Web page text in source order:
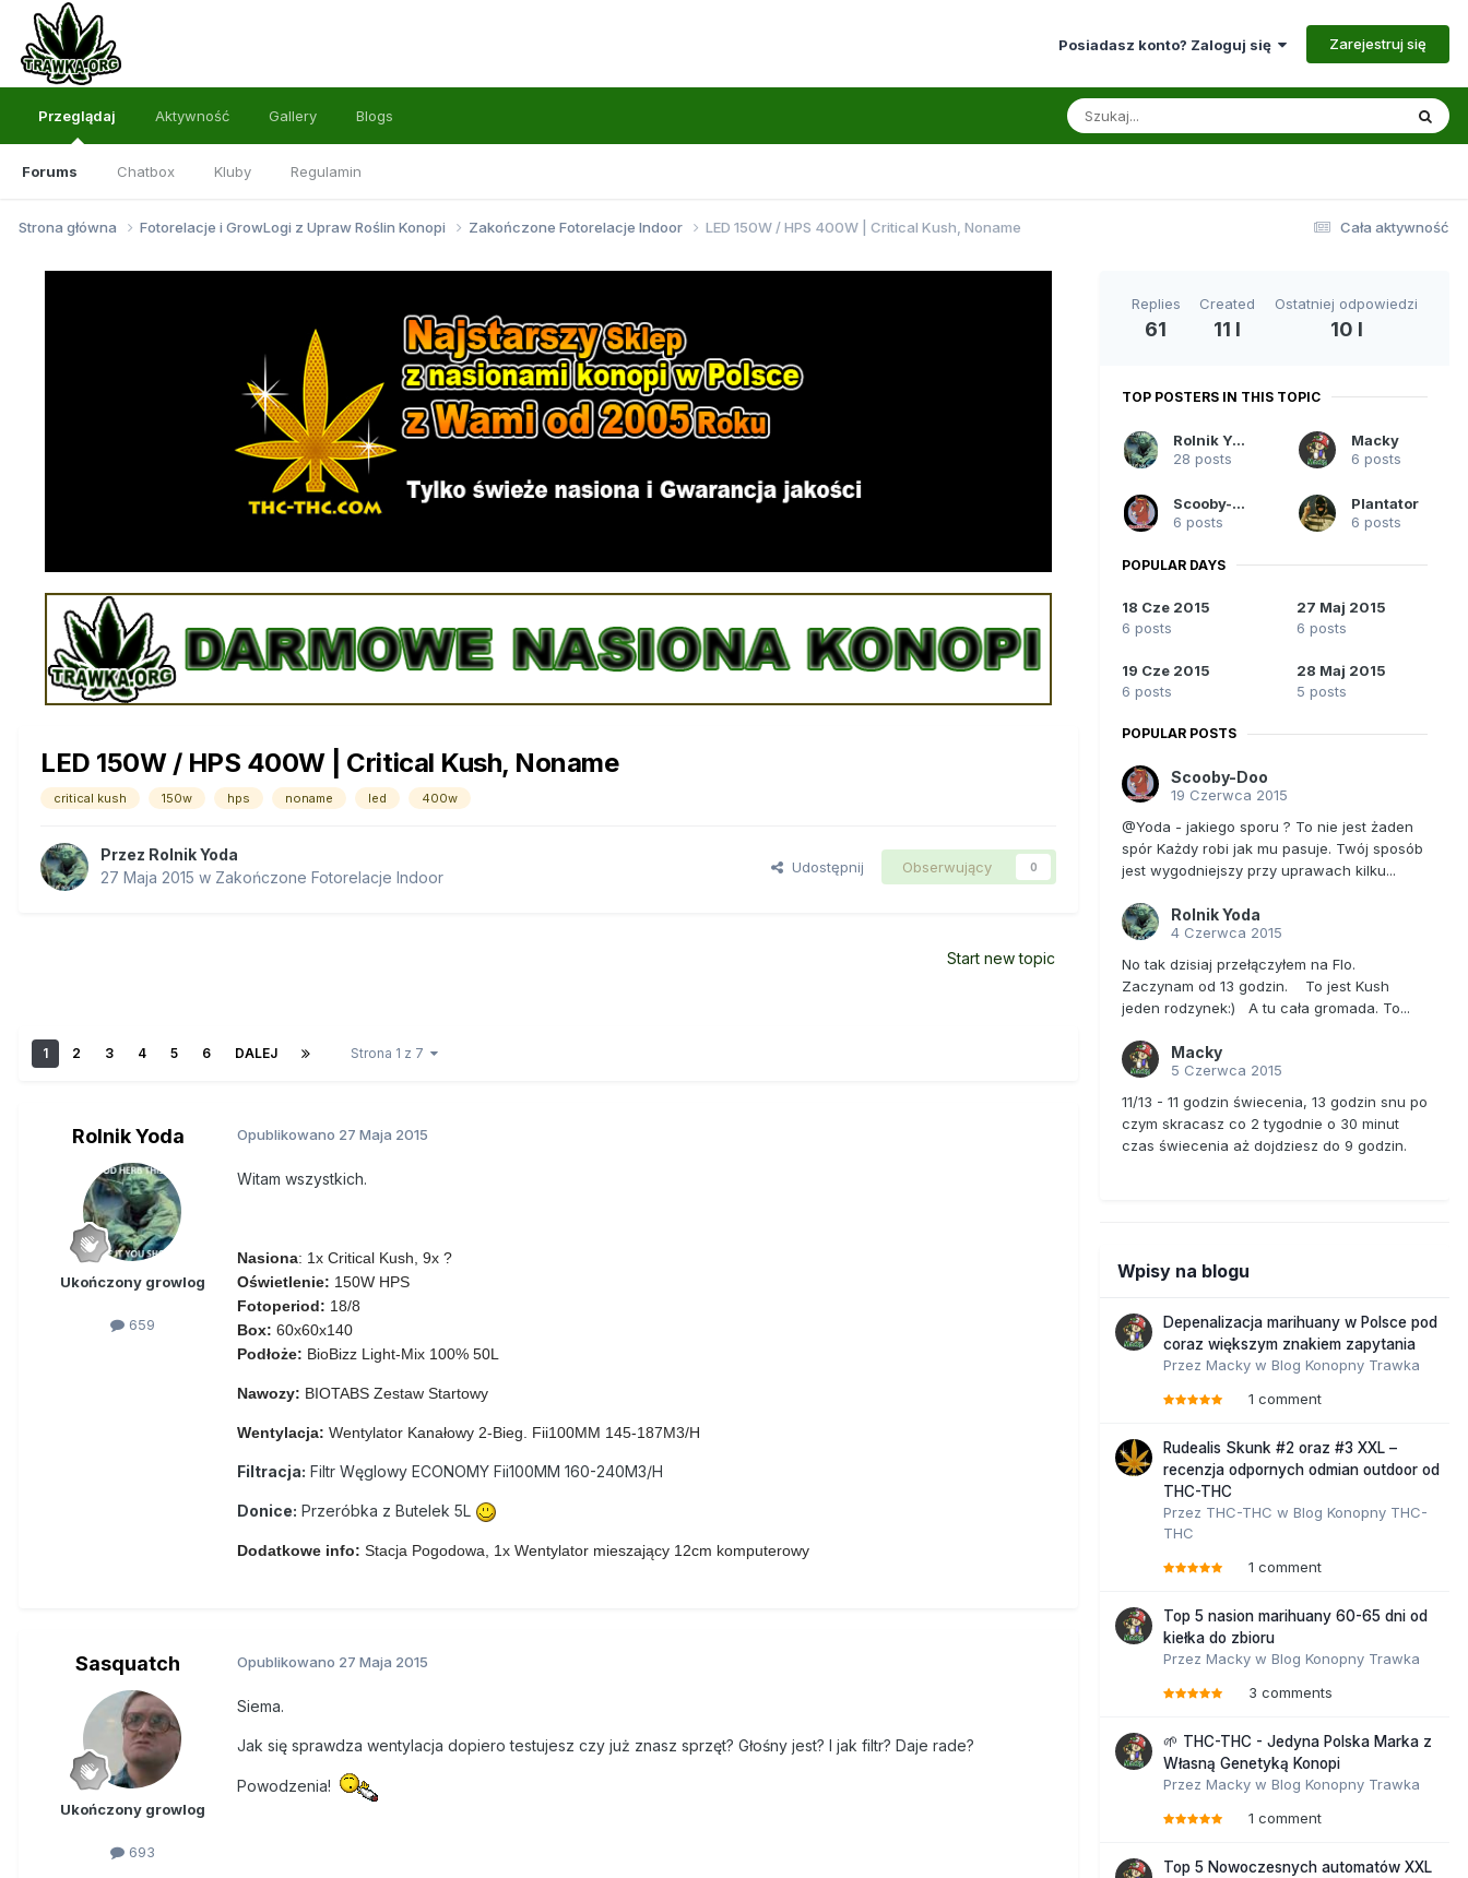
Posiadasz konto? Zaloguj się Zarejestruj się
Przeglądaj
Forums Chatbox Kluby Regulamin
Aktywność Gallery Blogs
Cała aktywność
Strona główna Fotorelacje i GrowLogi z Upraw Roślin Konopi Zakończone Fotorelacje Indoor LED 150W / HPS 400W | Critical Kush, Noname
LED 150W / HPS 400W | Critical Kush, Noname
critical kush 150w hps noname led 400w
Przez Rolnik Yoda
27 Maja 2015 w Zakończone Fotorelacje Indoor
Udostępnij Obserwujący 0
Start new topic
1 2 3 4 5 6 DALEJ Strona 1 z 7
Rolnik Yoda
Ukończony growlog
659
Opublikowano 27 Maja 2015
Witam wszystkich.
Nasiona: 1x Critical Kush, 9x ?
Oświetlenie: 150W HPS
Fotoperiod: 18/8
Box: 60x60x140
Podłoże: BioBizz Light-Mix 100% 50L
Nawozy: BIOTABS Zestaw Startowy
Wentylacja: Wentylator Kanałowy 2-Bieg. Fii100MM 145-187M3/H
Filtracja: Filtr Węglowy ECONOMY Fii100MM 160-240M3/H
Donice: Przeróbka z Butelek 5L
Dodatkowe info: Stacja Pogodowa, 1x Wentylator mieszający 12cm komputerowy
Sasquatch
Ukończony growlog
693
Opublikowano 27 Maja 2015
Siema.
Jak się sprawdza wentylacja dopiero testujesz czy już znasz sprzęt? Głośny jest? I jak filtr? Daje rade?
Powodzenia!
Replies
61
Created
11 l
Ostatniej odpowiedzi
10 l
TOP POSTERS IN THIS TOPIC
Rolnik Yoda
28 posts
Macky
6 posts
Scooby-Doo
6 posts
Plantator
6 posts
POPULAR DAYS
18 Cze 2015
6 posts
27 Maj 2015
6 posts
19 Cze 2015
6 posts
28 Maj 2015
5 posts
POPULAR POSTS
Scooby-Doo
19 Czerwca 2015
@Yoda - jakiego sporu ? To nie jest żaden
spór Każdy robi jak mu pasuje. Twój sposób
jest wygodniejszy przy uprawach kilku...
Rolnik Yoda
4 Czerwca 2015
No tak dzisiaj przełączyłem na Flo.
Zaczynam od 13 godzin. To jest Kush
jeden rodzynek:) A tu cała gromada. To...
Macky
5 Czerwca 2015
11/13 - 11 godzin świecenia, 13 godzin snu po
czym skracasz co 2 tygodnie o 30 minut
czas świecenia aż dojdziesz do 9 godzin.
Wpisy na blogu
Depenalizacja marihuany w Polsce pod
coraz większym znakiem zapytania
Przez Macky w Blog Konopny Trawka
1 comment
Rudealis Skunk #2 oraz #3 XXL –
recenzja odpornych odmian outdoor od
THC-THC
Przez THC-THC w Blog Konopny THC-
THC
1 comment
Top 5 nasion marihuany 60-65 dni od
kiełka do zbioru
Przez Macky w Blog Konopny Trawka
3 comments
🌱 THC-THC - Jedyna Polska Marka z
Własną Genetyką Konopi
Przez Macky w Blog Konopny Trawka
1 comment
Top 5 Nowoczesnych automatów XXL